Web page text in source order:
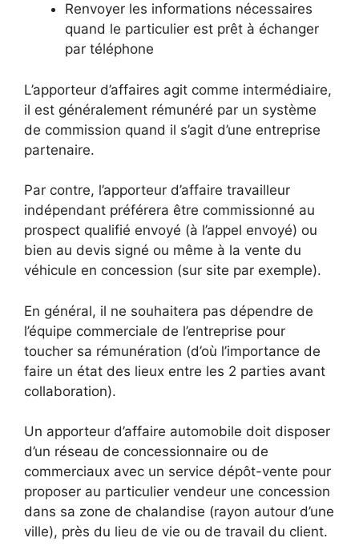
Renvoyer les informations nécessaires
quand le particulier est prêt à échanger
par téléphone
L’apporteur d’affaires agit comme intermédiaire,
il est généralement rémunéré par un système
de commission quand il s’agit d’une entreprise
partenaire.
Par contre, l’apporteur d’affaire travailleur
indépendant préférera être commissionné au
prospect qualifié envoyé (à l’appel envoyé) ou
bien au devis signé ou même à la vente du
véhicule en concession (sur site par exemple).
En général, il ne souhaitera pas dépendre de
l’équipe commerciale de l’entreprise pour
toucher sa rémunération (d’où l’importance de
faire un état des lieux entre les 2 parties avant
collaboration).
Un apporteur d’affaire automobile doit disposer
d’un réseau de concessionnaire ou de
commerciaux avec un service dépôt-vente pour
proposer au particulier vendeur une concession
dans sa zone de chalandise (rayon autour d’une
ville), près du lieu de vie ou de travail du client.